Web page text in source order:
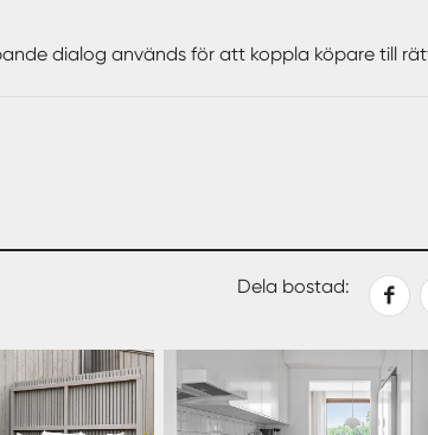
dialog används för att koppla köpare till
Dela bostad:
Dela
Dela
Dela
Kopiera